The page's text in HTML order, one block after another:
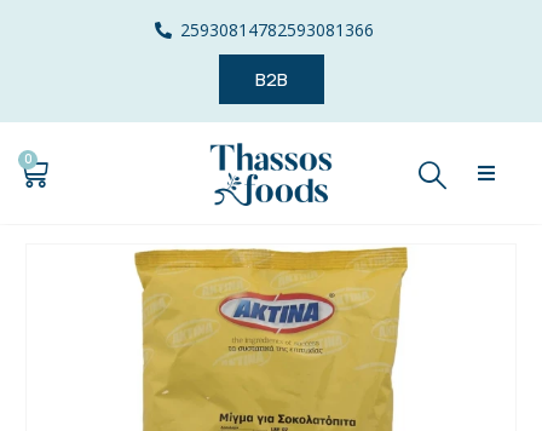
25930814782593081366
B2B
0